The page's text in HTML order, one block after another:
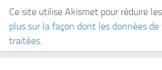
Ce site utilise Akismet pour réduire
plus sur la façon dont les données
traitées.